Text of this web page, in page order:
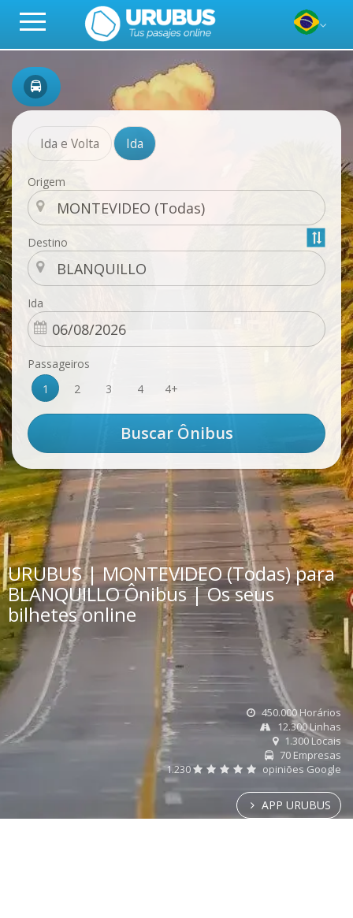
Ida e Volta Ida
Origem
Destino
Ida
Passageiros
1
2 3 4 4+
URUBUS | MONTEVIDEO (Todas) para
BLANQUILLO Ônibus | Os seus
bilhetes online
450.000 Horários
12.300 Linhas
1.300 Locais
70 Empresas
1.230
opiniões Google
APP URUBUS